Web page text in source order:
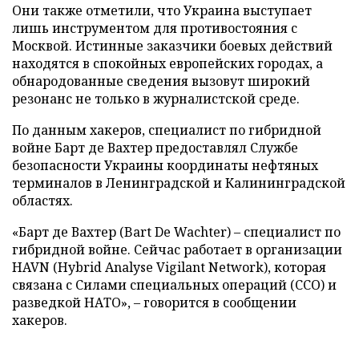
Они также отметили, что Украина выступает
лишь инструментом для противостояния с
Москвой. Истинные заказчики боевых действий
находятся в спокойных европейских городах, а
обнародованные сведения вызовут широкий
резонанс не только в журналистской среде.
По данным хакеров, специалист по гибридной
войне Барт де Вахтер предоставлял Службе
безопасности Украины координаты нефтяных
терминалов в Ленинградской и Калининградской
областях.
«Барт де Вахтер (Bart De Wachter) – специалист по
гибридной войне. Сейчас работает в организации
HAVN (Hybrid Analyse Vigilant Network), которая
связана с Силами специальных операций (ССО) и
разведкой НАТО», – говорится в сообщении
хакеров.